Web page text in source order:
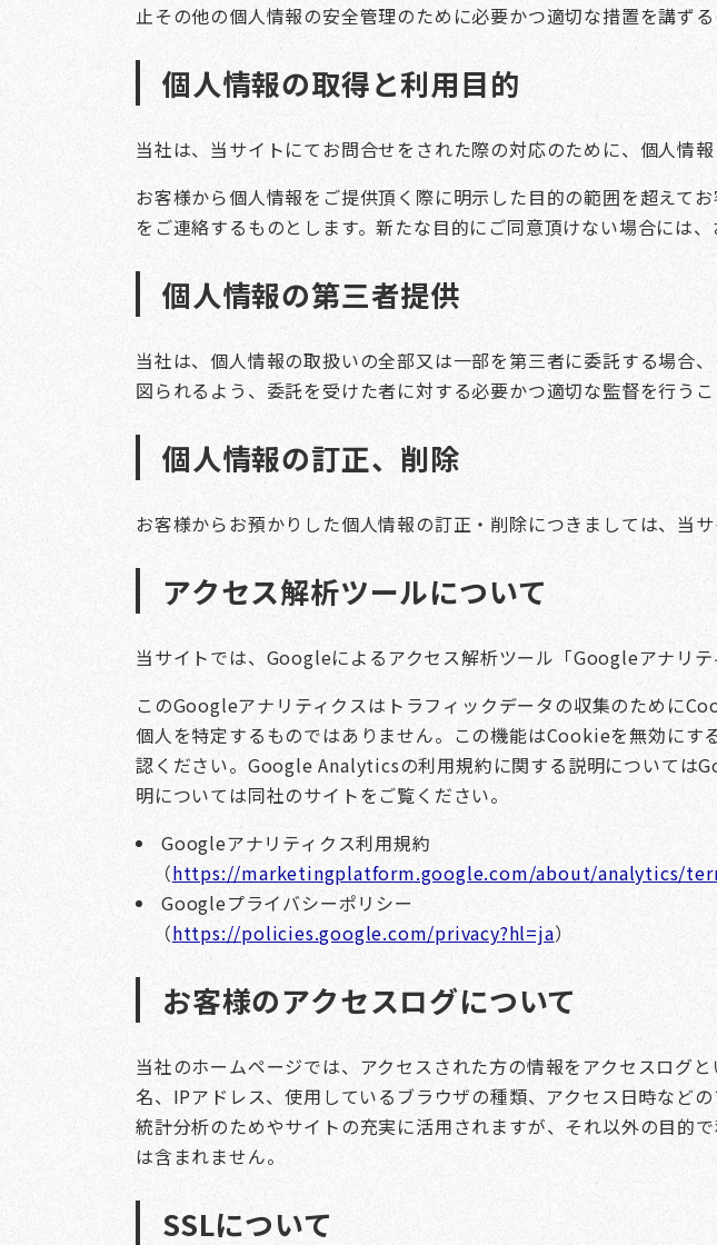
止その他の個人情報の安全管理のために必要かつ適切な措置を講ずる
個人情報の取得と利用目的
当社は、当サイトにてお問合せをされた際の対応のために、個人情
お客様から個人情報をご提供頂く際に明示した目的の範囲を超えて
をご連絡するものとします。新たな目的にご同意頂けない場合には
個人情報の第三者提供
当社は、個人情報の取扱いの全部又は一部を第三者に委託する場合
図られるよう、委託を受けた者に対する必要かつ適切な監督を行うこ
個人情報の訂正、削除
お客様からお預かりした個人情報の訂正・削除につきましては、当
アクセス解析ツールについて
当サイトでは、Googleによるアクセス解析ツール「Googleアナリテ
このGoogleアナリティクスはトラフィックデータの収集のために
個人を特定するものではありません。この機能はCookieを無効に
認ください。Google Analyticsの利用規約に関する説明について
明については同社のサイトをご覧ください。
Googleアナリティクス利用規約
（https://marketingplatform.google.com/about/analytics/
Googleプライバシーポリシー
（https://policies.google.com/privacy?hl=ja）
お客様のアクセスログについて
当社のホームページでは、アクセスされた方の情報をアクセスログ
名、IPアドレス、使用しているブラウザの種類、アクセス日時など
統計分析のためやサイトの充実に活用されますが、それ以外の目的
は含まれません。
SSLについて